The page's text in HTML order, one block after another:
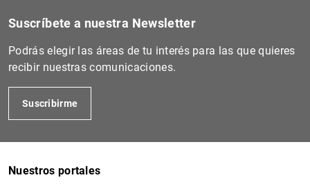
Suscríbete a nuestra Newsletter
Podrás elegir las áreas de tu interés para las que quieres
recibir nuestras comunicaciones.
Suscribirme
Nuestros portales